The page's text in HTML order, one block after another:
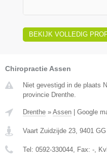
BEKIJK VOLLEDIG
Chiropractie Assen
Niet gevestigd in de plaats
provincie Drenthe.
Drenthe » Assen Google
Vaart Zuidzijde 23 9401 GG
Tel: 0592-330044 , Fax: - ,